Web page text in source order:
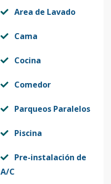
Area de Lavado
Cama
Cocina
Comedor
Parqueos Paralelos
Piscina
Pre-instalación de
A/C